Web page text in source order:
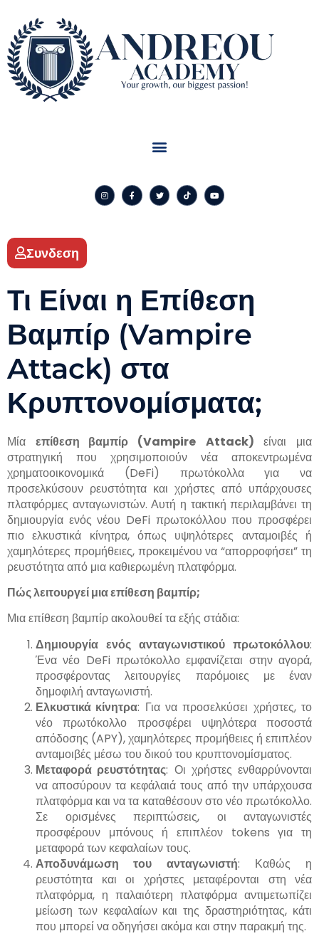
Συνδεση
Τι Είναι η Επίθεση
Βαμπίρ (Vampire
Attack) στα
Κρυπτονομίσματα;
Μία επίθεση βαμπίρ (Vampire Attack) είναι μια
στρατηγική που χρησιμοποιούν νέα αποκεντρωμένα
χρηματοοικονομικά (DeFi) πρωτόκολλα για να
προσελκύσουν ρευστότητα και χρήστες από υπάρχουσες
πλατφόρμες ανταγωνιστών. Αυτή η τακτική περιλαμβάνει τη
δημιουργία ενός νέου DeFi πρωτοκόλλου που προσφέρει
πιο ελκυστικά κίνητρα, όπως υψηλότερες ανταμοιβές ή
χαμηλότερες προμήθειες, προκειμένου να “απορροφήσει” τη
ρευστότητα από μια καθιερωμένη πλατφόρμα.
Πώς λειτουργεί μια επίθεση βαμπίρ;
Μια επίθεση βαμπίρ ακολουθεί τα εξής στάδια:
Δημιουργία ενός ανταγωνιστικού πρωτοκόλλου:
Ένα νέο DeFi πρωτόκολλο εμφανίζεται στην αγορά,
προσφέροντας λειτουργίες παρόμοιες με έναν
δημοφιλή ανταγωνιστή.
Ελκυστικά κίνητρα: Για να προσελκύσει χρήστες, το
νέο πρωτόκολλο προσφέρει υψηλότερα ποσοστά
απόδοσης (APY), χαμηλότερες προμήθειες ή επιπλέον
ανταμοιβές μέσω του δικού του κρυπτονομίσματος.
Μεταφορά ρευστότητας: Οι χρήστες ενθαρρύνονται
να αποσύρουν τα κεφάλαιά τους από την υπάρχουσα
πλατφόρμα και να τα καταθέσουν στο νέο πρωτόκολλο.
Σε ορισμένες περιπτώσεις, οι ανταγωνιστές
προσφέρουν μπόνους ή επιπλέον tokens για τη
μεταφορά των κεφαλαίων τους.
Αποδυνάμωση του ανταγωνιστή: Καθώς η
ρευστότητα και οι χρήστες μεταφέρονται στη νέα
πλατφόρμα, η παλαιότερη πλατφόρμα αντιμετωπίζει
μείωση των κεφαλαίων και της δραστηριότητας, κάτι
που μπορεί να οδηγήσει ακόμα και στην παρακμή της.